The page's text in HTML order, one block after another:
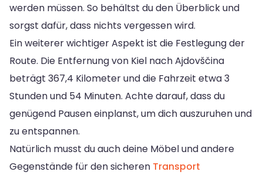
werden müssen. So behältst du den Überblick und
sorgst dafür, dass nichts vergessen wird.
Ein weiterer wichtiger Aspekt ist die Festlegung der
Route. Die Entfernung von Kiel nach Ajdovščina
beträgt 367,4 Kilometer und die Fahrzeit etwa 3
Stunden und 54 Minuten. Achte darauf, dass du
genügend Pausen einplanst, um dich auszuruhen und
zu entspannen.
Natürlich musst du auch deine Möbel und andere
Gegenstände für den sicheren Transport